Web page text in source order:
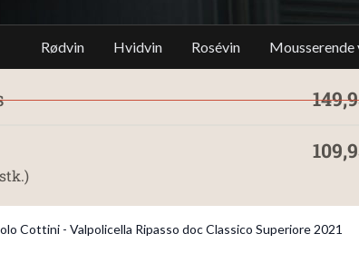
Rødvin Hvidvin Rosévin Mousserende
Cottini - Valpolicella Ripasso doc Classico Superiore 2021